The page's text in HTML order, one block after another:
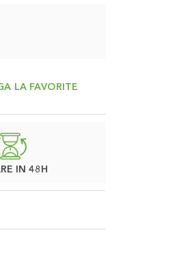
LA FAVORITE
IN 48H